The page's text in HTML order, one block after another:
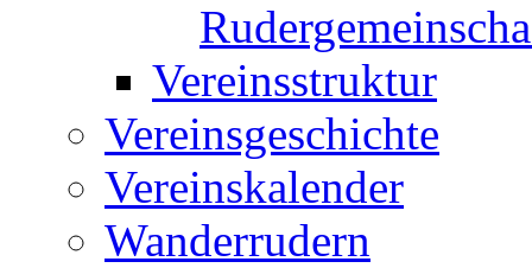
Vereinsstruktur
Vereinsgeschichte
Vereinskalender
Wanderrudern